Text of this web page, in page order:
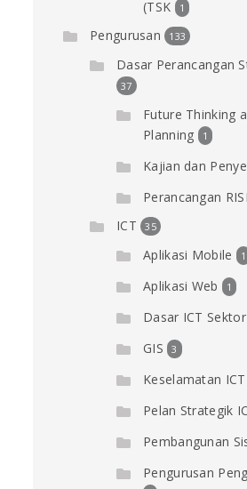
(TSK
1
Pengurusan 133
Dasar Perancangan
37
Future Thinking
Planning
1
Kajian dan
Perancangan
ICT 35
Aplikasi Mobile 1
Aplikasi Web 1
Dasar ICT
GIS 3
Keselamatan ICT
Pelan Strategik
Pembangunan
Pengurusan